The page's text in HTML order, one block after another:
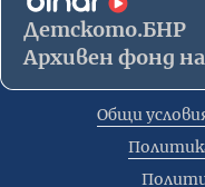
Детското.БНР
Архивен фонд
Общи